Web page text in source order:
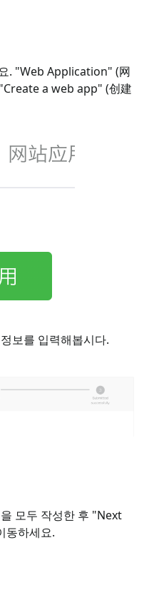
. "Web Application" (网
a web app" (创建
보를 입력해봅시다.
모두 작성한 후 "Next
동하세요.